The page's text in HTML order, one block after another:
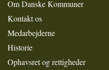
Om Danske Kommuner
Kontakt os
Medarbejderne
Historie
Ophavsret og rettigheder